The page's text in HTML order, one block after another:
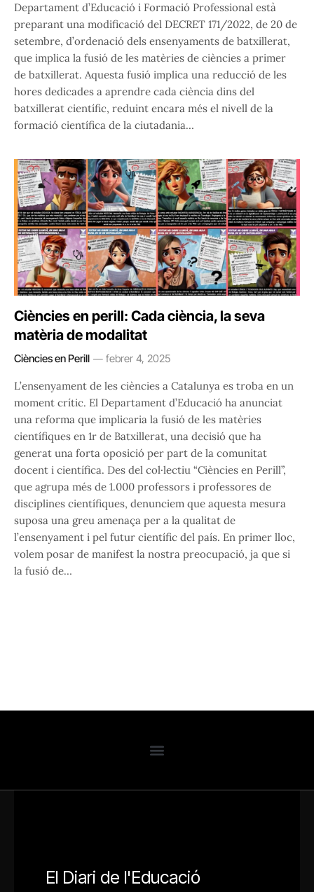
Departament d’Educació i Formació Professional està
preparant una modificació del DECRET 171/2022, de 20 de
setembre, d’ordenació dels ensenyaments de batxillerat,
que implica la fusió de les matèries de ciències a primer
de batxillerat. Aquesta fusió implica una reducció de les
hores dedicades a aprendre cada ciència dins del
batxillerat científic, reduint encara més el nivell de la
formació científica de la ciutadania…
Ciències en perill: Cada ciència, la seva
matèria de modalitat
Ciències en Perill febrer 4, 2025
L’ensenyament de les ciències a Catalunya es troba en un
moment crític. El Departament d’Educació ha anunciat
una reforma que implicaria la fusió de les matèries
científiques en 1r de Batxillerat, una decisió que ha
generat una forta oposició per part de la comunitat
docent i científica. Des del col·lectiu “Ciències en Perill”,
que agrupa més de 1.000 professors i professores de
disciplines científiques, denunciem que aquesta mesura
suposa una greu amenaça per a la qualitat de
l’ensenyament i pel futur científic del país. En primer lloc,
volem posar de manifest la nostra preocupació, ja que si
la fusió de…